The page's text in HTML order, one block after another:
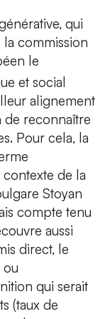
qui
commission
le
et social
alignement
de reconnaître
Pour cela, la
de la
Stoyan
compte tenu
aussi
direct, le
ou
qui serait
(taux de